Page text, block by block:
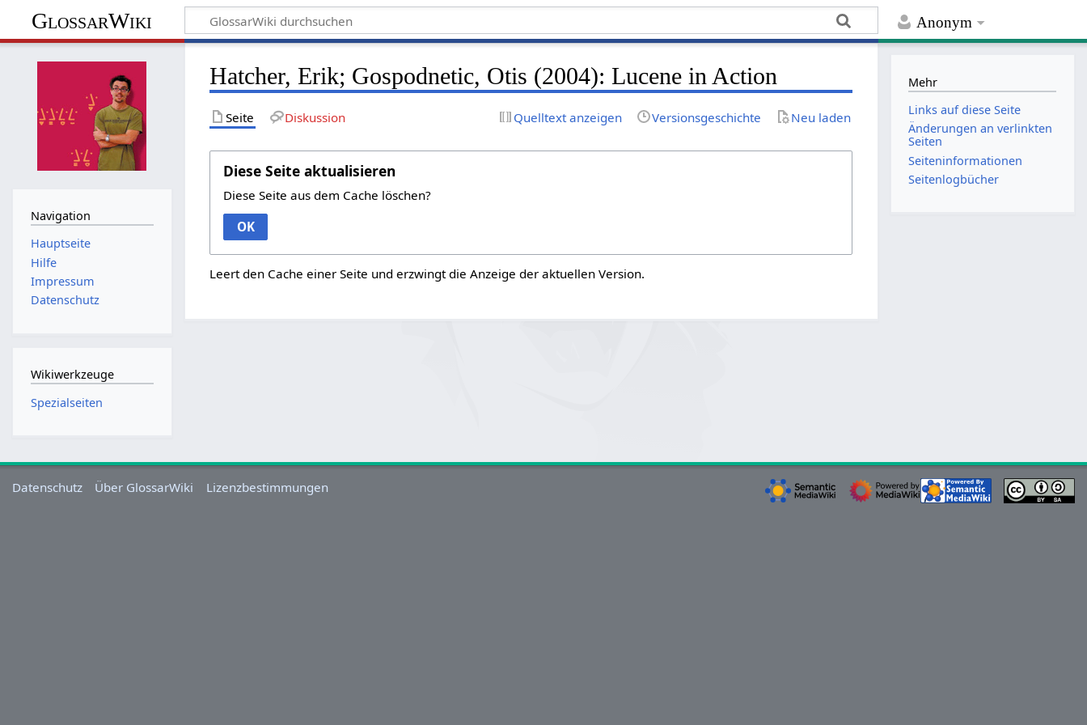
Anonym
GlossarWiki
Hatcher, Erik; Gospodnetic, Otis (2004): Lucene in Action
Seite Diskussion Quelltext anzeigen Versionsgeschichte Neu laden
Diese Seite aktualisieren
Diese Seite aus dem Cache löschen?
OK
Leert den Cache einer Seite und erzwingt die Anzeige der aktuellen Version.
Navigation
Hauptseite
Hilfe
Impressum
Datenschutz
Wikiwerkzeuge
Spezialseiten
Mehr
Links auf diese Seite
Änderungen an verlinkten
Seiten
Seiten­­informationen
Seitenlogbücher
Datenschutz Über GlossarWiki Lizenzbestimmungen